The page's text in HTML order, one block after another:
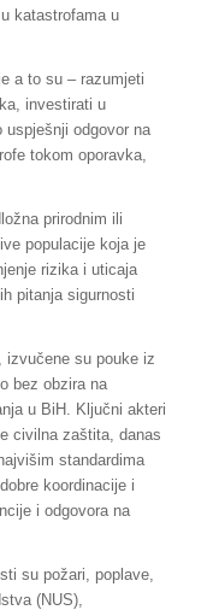
katastrofama u
a to su – razumjeti
investirati u
odgovor na
tokom oporavka,
prirodnim ili
populacije koja je
rizika i uticaja
pitanja sigurnosti
izvučene su pouke iz
bez obzira na
u BiH. Ključni akteri
civilna zaštita, danas
standardima
koordinacije i
i odgovora na
su požari, poplave,
(NUS),